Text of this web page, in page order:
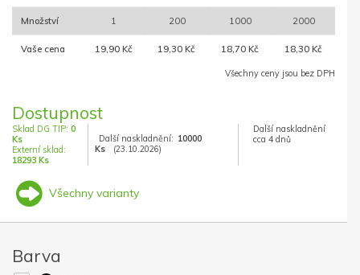
Množství 1 200 1000 2000
Vaše cena 19,90 Kč 19,30 Kč 18,70 Kč 18,30 Kč
Všechny ceny jsou bez DPH
Dostupnost
Sklad DG TIP: 0
Ks
Externí sklad:
18293 Ks
Další naskladnění: 10000
Ks
(23.10.2026)
Další naskladnění
cca 4 dnů
Všechny varianty
Barva